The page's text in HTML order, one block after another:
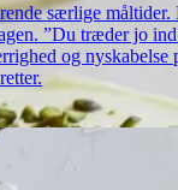
særlige
”Du træder jo
og nyskabelse